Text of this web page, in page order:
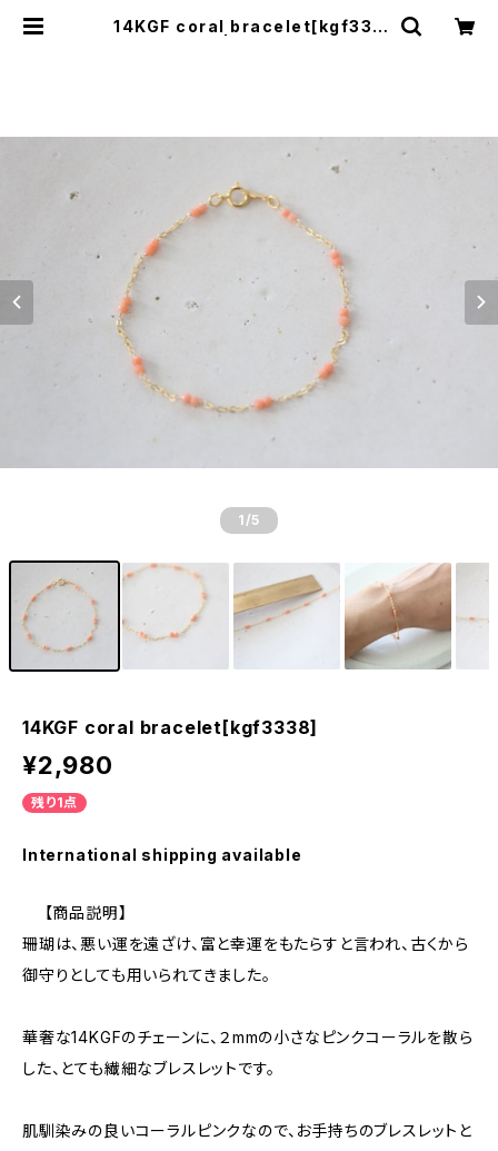
14KGF coral bracelet[kgf333
1 /5
14KGF coral bracelet[kgf3338]
¥2,980
残り1点
International shipping available
【商品説明】
珊瑚は、悪い運を遠ざけ、富と幸運をもたらすと言われ、古くから
御守りとしても用いられてきました。
華奢な14KGFのチェーンに、２mmの小さなピンクコーラルを散ら
した、とても繊細なブレスレットです。
肌馴染みの良いコーラルピンクなので、お手持ちのブレスレットと